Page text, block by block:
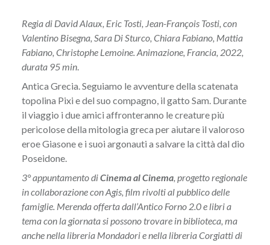
Regia di David Alaux, Eric Tosti, Jean-François Tosti, con
Valentino Bisegna, Sara Di Sturco, Chiara Fabiano, Mattia
Fabiano, Christophe Lemoine. Animazione, Francia, 2022,
durata 95 min.
Antica Grecia. Seguiamo le avventure della scatenata
topolina Pixi e del suo compagno, il gatto Sam. Durante
il viaggio i due amici affronteranno le creature più
pericolose della mitologia greca per aiutare il valoroso
eroe Giasone e i suoi argonauti a salvare la città dal dio
Poseidone.
3° appuntamento diCinema al Cinema, progetto regionale
in collaborazione con Agis, film rivolti al pubblico delle
famiglie. Merenda offerta dall’Antico Forno 2.0 e libri a
tema con la giornata si possono trovare in biblioteca, ma
anche nella libreria Mondadori e nella libreria Corgiatti di